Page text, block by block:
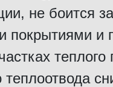
не боится
и
теплого
теплоотвода